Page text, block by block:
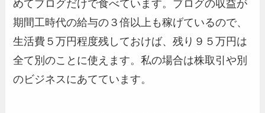
めてブログだけで食べています。ブログの収益が
期間工時代の給与の３倍以上も稼げているので、
生活費５万円程度残しておけば、残り９５万円は
全て別のことに使えます。私の場合は株取引や別
のビジネスにあてています。